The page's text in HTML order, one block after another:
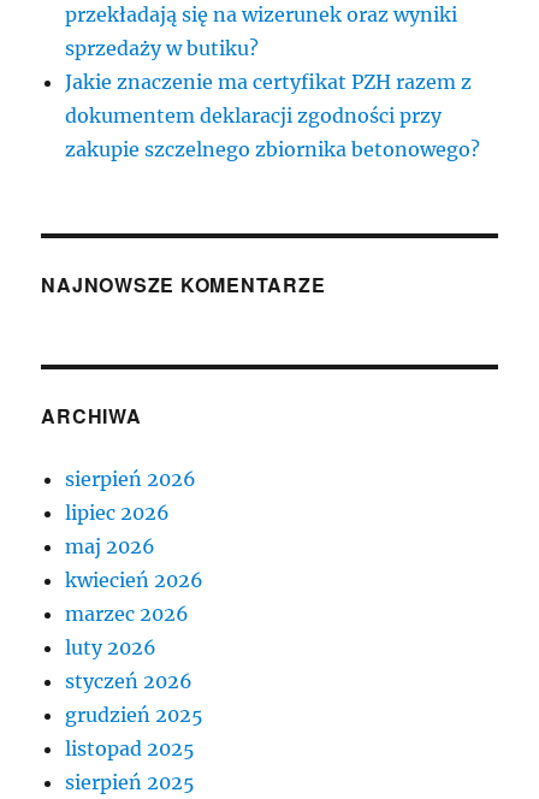
przekładają się na wizerunek oraz wyniki
sprzedaży w butiku?
Jakie znaczenie ma certyfikat PZH razem z
dokumentem deklaracji zgodności przy
zakupie szczelnego zbiornika betonowego?
NAJNOWSZE KOMENTARZE
ARCHIWA
sierpień 2026
lipiec 2026
maj 2026
kwiecień 2026
marzec 2026
luty 2026
styczeń 2026
grudzień 2025
listopad 2025
sierpień 2025